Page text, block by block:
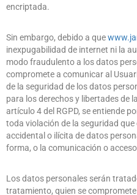
encriptada.
Sin embargo, debido a quewww.
inexpugabilidad de internet ni la
modo fraudulento a los datos
compromete a comunicar al
de la seguridad de los datos
para los derechos y libertades de
artículo 4 del RGPD, se entiende
toda violación de la seguridad
accidental o ilícita de datos
forma, o la comunicación o
Los datos personales serán
tratamiento, quien se